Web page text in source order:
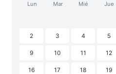
Lun Mar Mié Jue
2 3 4 5
9 10 11 12
16 17 18 19